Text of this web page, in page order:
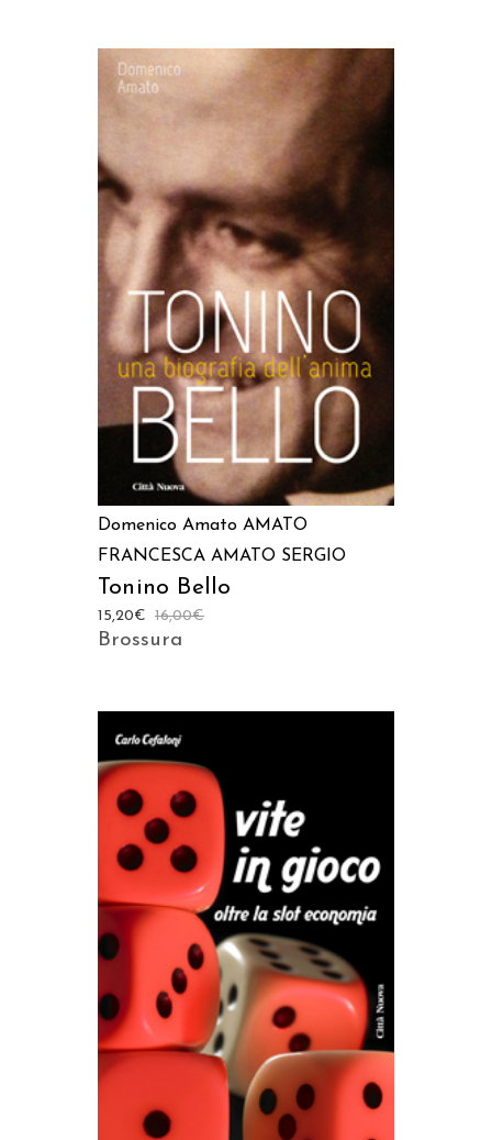
AGGIUNGI AL CARRELLO
Domenico Amato AMATO
FRANCESCA AMATO SERGIO
Tonino Bello
16,00€
15,20€
Brossura
AGGIUNGI AL CARRELLO